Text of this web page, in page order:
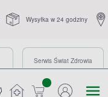
Wysyłka w 24 godziny
Serwis Świat Zdrowia
sztuk